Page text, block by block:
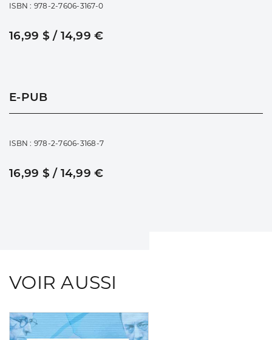
ISBN : 978-2-7606-3167-0
16,99 $ / 14,99 €
E-PUB
ISBN : 978-2-7606-3168-7
16,99 $ / 14,99 €
VOIR AUSSI